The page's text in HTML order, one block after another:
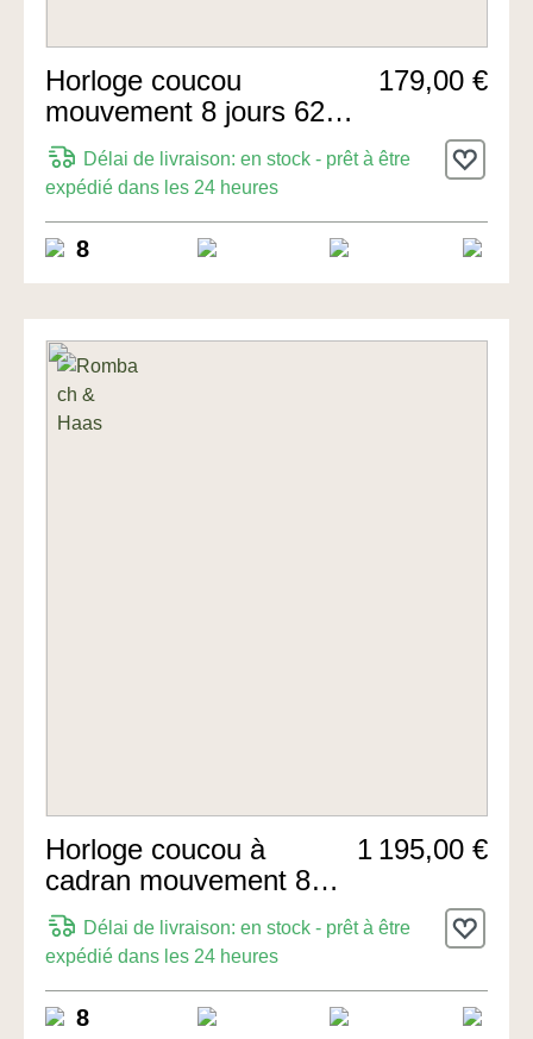
Horloge coucou
mouvement 8 jours 62cm
de Hermle Uhren
179,00 €
Délai de livraison: en stock - prêt à être
expédié dans les 24 heures
8
Horloge coucou à
cadran mouvement 8
jours 35cm de
Rombach & Haas
1 195,00 €
Délai de livraison: en stock - prêt à être
expédié dans les 24 heures
8